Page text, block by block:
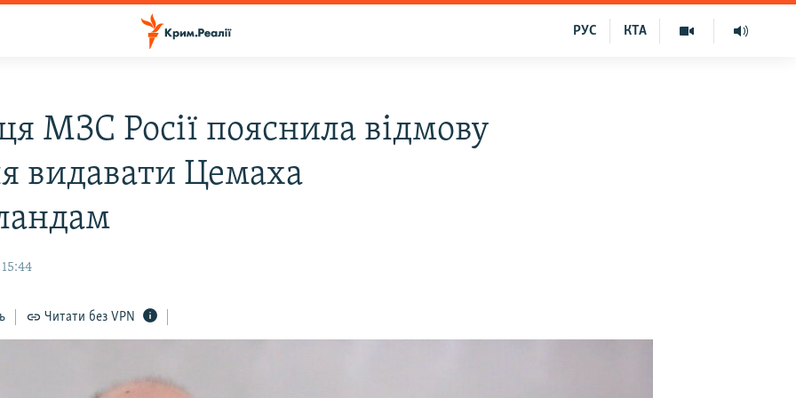
КТА
РУС
МЗС Росії пояснила відмову
видавати Цемаха
Читати без VPN